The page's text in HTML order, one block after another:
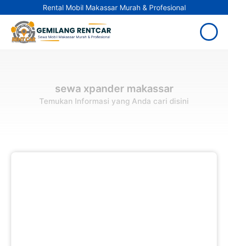
Rental Mobil Makassar Murah & Profesional
sewa xpander makassar
Temukan Informasi yang Anda cari disini